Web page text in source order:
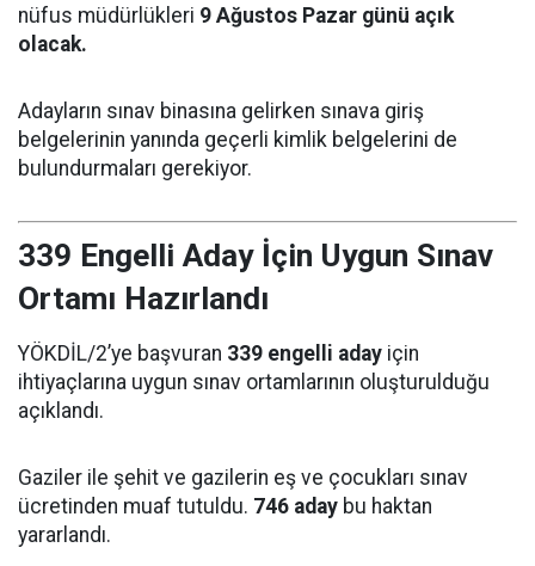
nüfus müdürlükleri 9 Ağustos Pazar günü açık
olacak.
Adayların sınav binasına gelirken sınava giriş
belgelerinin yanında geçerli kimlik belgelerini de
bulundurmaları gerekiyor.
339 Engelli Aday İçin Uygun Sınav
Ortamı Hazırlandı
YÖKDİL/2’ye başvuran 339 engelli aday için
ihtiyaçlarına uygun sınav ortamlarının oluşturulduğu
açıklandı.
Gaziler ile şehit ve gazilerin eş ve çocukları sınav
ücretinden muaf tutuldu. 746 aday bu haktan
yararlandı.